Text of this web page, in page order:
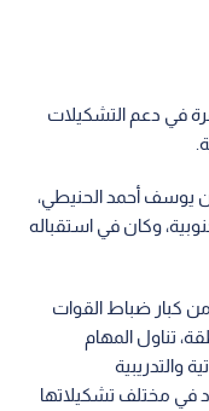
في دعم التشكيلات
يوسف أحمد الحنيطي،
وكان في استقباله
كبار ضباط القوات
تناول المهام
والتدريبية
في مختلف تشكيلاتها